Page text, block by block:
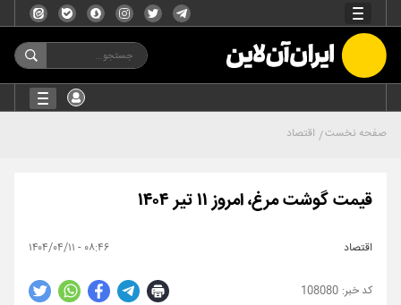
صفحه نخست اقتصاد
قیمت گوشت مرغ، امروز ۱۱ تیر ۱۴۰۴
اقتصاد ۰۸:۴۶ - ۱۴۰۴/۰۴/۱۱
108080